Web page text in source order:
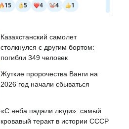
Казахстанский самолет
столкнулся с другим бортом:
погибли 349 человек
Жуткие пророчества Ванги на
2026 год начали сбываться
«С неба падали люди»: самый
кровавый теракт в истории СССР